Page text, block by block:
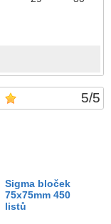
5/5
Sigma bloček
75x75mm 450
listů